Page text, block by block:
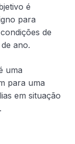
é
para
de
ano.
uma
para uma
em situação